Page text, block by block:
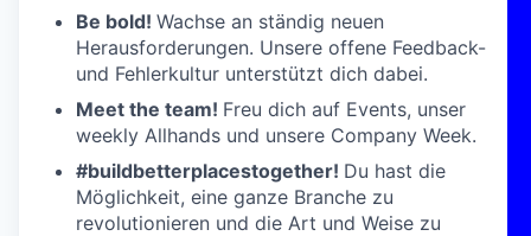
Be bold! Wachse an ständig neuen
Herausforderungen. Unsere offene Feedback-
und Fehlerkultur unterstützt dich dabei.
Meet the team! Freu dich auf Events, unser
weekly Allhands und unsere Company Week.
#buildbetterplacestogether! Du hast die
Möglichkeit, eine ganze Branche zu
revolutionieren und die Art und Weise zu